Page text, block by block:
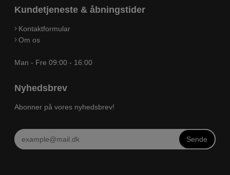
Kundetjeneste & åbningstider
Kontaktformular
Om os
Man - Fre 09:00 - 16:00
Nyhedsbrev
Abonner på vores nyhedsbrev!
Sende